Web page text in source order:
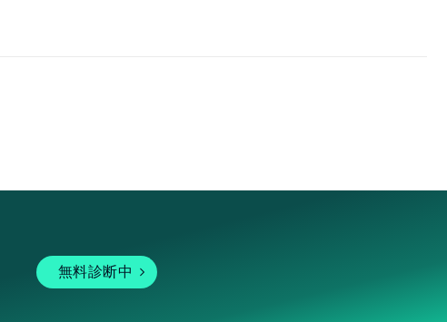
無料診断中